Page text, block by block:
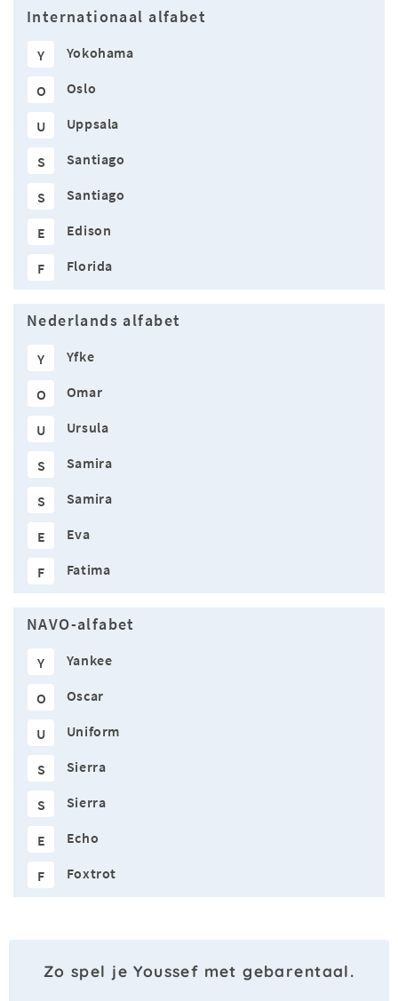
Internationaal alfabet
Y Yokohama
O Oslo
U Uppsala
S Santiago
S Santiago
E Edison
F Florida
Nederlands alfabet
Y Yfke
O Omar
U Ursula
S Samira
S Samira
E Eva
F Fatima
NAVO-alfabet
Y Yankee
O Oscar
U Uniform
S Sierra
S Sierra
E Echo
F Foxtrot
Zo spel je Youssef met gebarentaal.